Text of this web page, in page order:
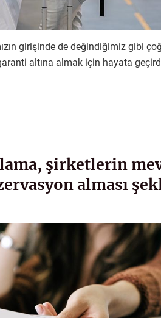
girişinde de değindiğimiz gibi
altına almak için hayata
şirketlerin
alması